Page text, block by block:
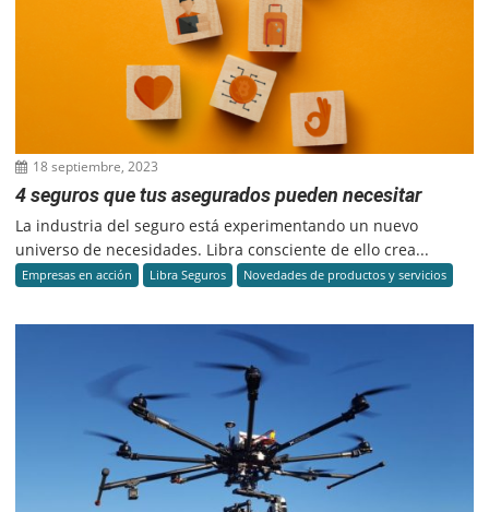
18 septiembre, 2023
4 seguros que tus asegurados pueden necesitar
La industria del seguro está experimentando un nuevo
universo de necesidades. Libra consciente de ello crea...
Empresas en acción Libra Seguros Novedades de productos y servicios